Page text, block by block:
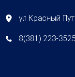
ул Красный
8(381) 223-3525